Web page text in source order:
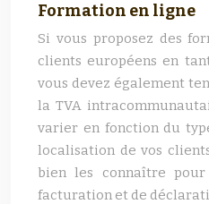
Formation en ligne
Si vous proposez des
clients européens en
vous devez également
la TVA
varier en fonction du
localisation de vos
bien les connaître
facturation et de